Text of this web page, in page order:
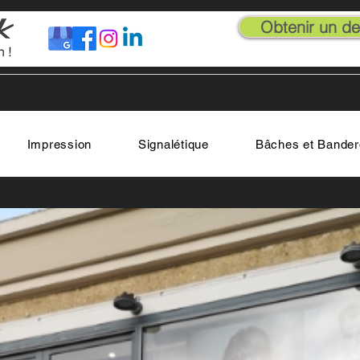
Obtenir un
Impression Signalétique Bâches et